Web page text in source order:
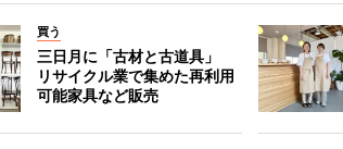
買う
三日月に「古材と古道具」
リサイクル業で集めた再利用
可能家具など販売